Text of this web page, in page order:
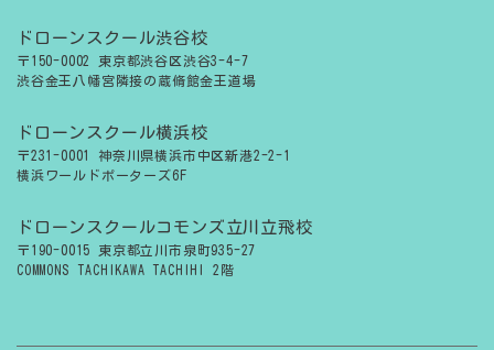
ドローンスクール渋谷校
〒150-0002 東京都渋谷区渋谷3-4-7
渋谷金王八幡宮隣接の蔵脩館金王道場
ドローンスクール横浜校
〒231-0001 神奈川県横浜市中区新港2-2-1
横浜ワールドポーターズ6F
ドローンスクールコモンズ立川立飛校
〒190-0015 東京都立川市泉町935-27
COMMONS TACHIKAWA TACHIHI 2階